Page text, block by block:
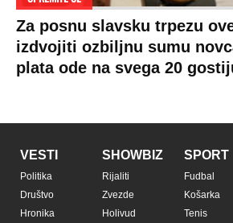
Za posnu slavsku trpezu
izdvojiti ozbiljnu sumu
plata ode na svega 20
VESTI
Politika
Društvo
Hronika
SHOWBIZ
Rijaliti
Zvezde
Holivud
SPORT
Fudbal
Košarka
Tenis